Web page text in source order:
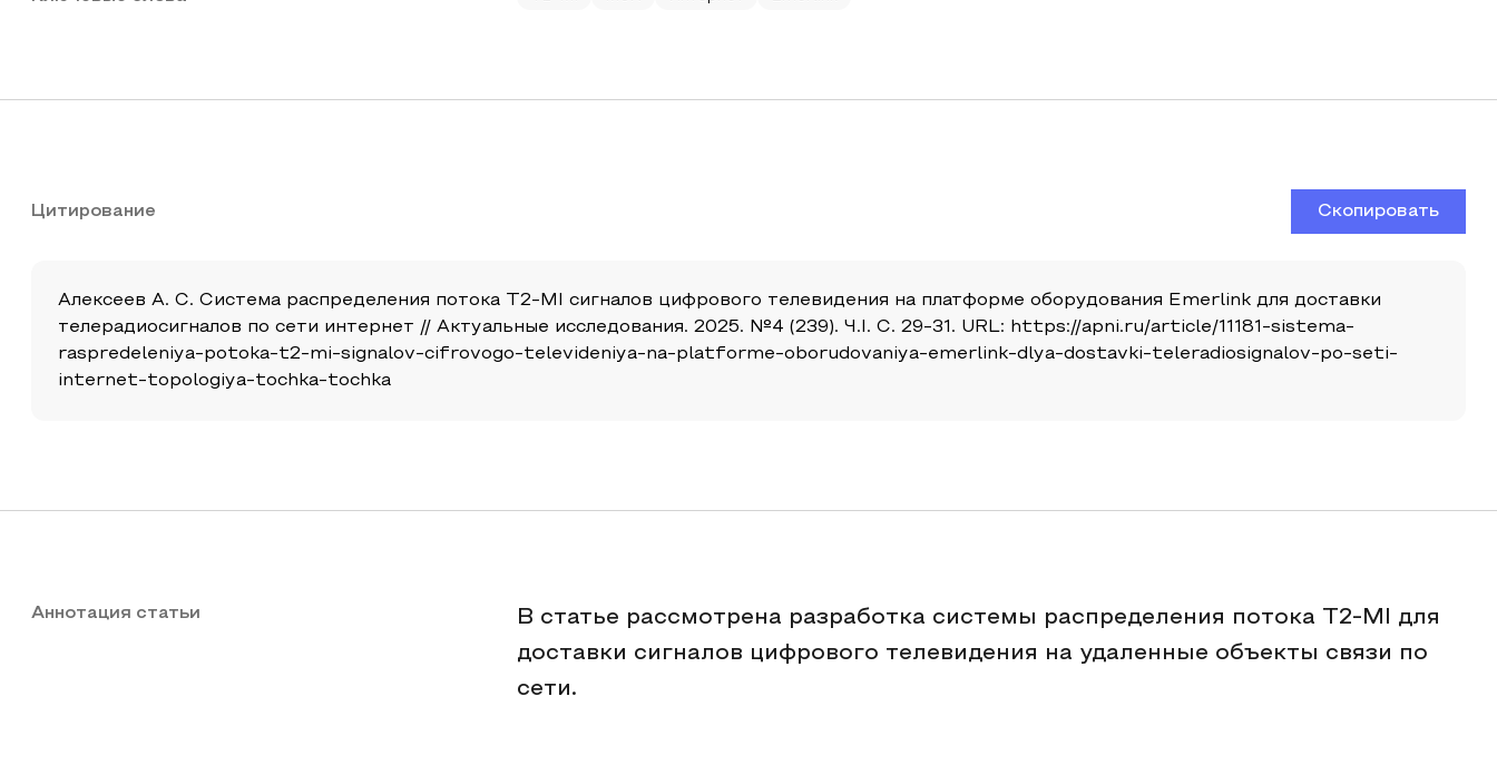
Цитирование Скопировать
Алексеев А. С. Система распределения потока T2-MI сигналов цифрового телевидения на платформе оборудования Emerlink для доставки
телерадиосигналов по сети интернет // Актуальные исследования. 2025. №4 (239). Ч.I. С. 29-31. URL: https://apni.ru/article/11181-sistema-
raspredeleniya-potoka-t2-mi-signalov-cifrovogo-televideniya-na-platforme-oborudovaniya-emerlink-dlya-dostavki-teleradiosignalov-po-seti-
internet-topologiya-tochka-tochka
Аннотация статьи
В статье рассмотрена разработка системы распределения потока T2-MI для
доставки сигналов цифрового телевидения на удаленные объекты связи по
сети.